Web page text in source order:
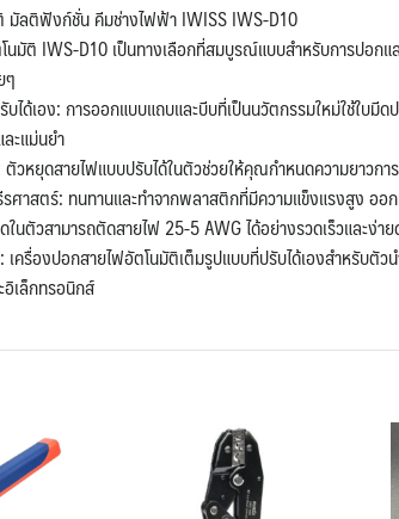
มัลติฟังก์ชั่น คีมช่างไฟฟ้า IWISS IWS-D10
มัติ IWS-D10 เป็นทางเลือกที่สมบูรณ์แบบสำหรับการปอก
ได้เอง: การออกแบบแถบและบีบที่เป็นนวัตกรรมใหม่ใช้ใบ
ะแม่นยำ
วหยุดสายไฟแบบปรับได้ในตัวช่วยให้คุณกำหนดความยาวก
าสตร์: ทนทานและทำจากพลาสติกที่มีความแข็งแรงสูง ออ
ในตัวสามารถตัดสายไฟ 25-5 AWG ได้อย่างรวดเร็วและง่า
เครื่องปอกสายไฟอัตโนมัติเต็มรูปแบบที่ปรับได้เองสำหรับตั
เล็กทรอนิกส์